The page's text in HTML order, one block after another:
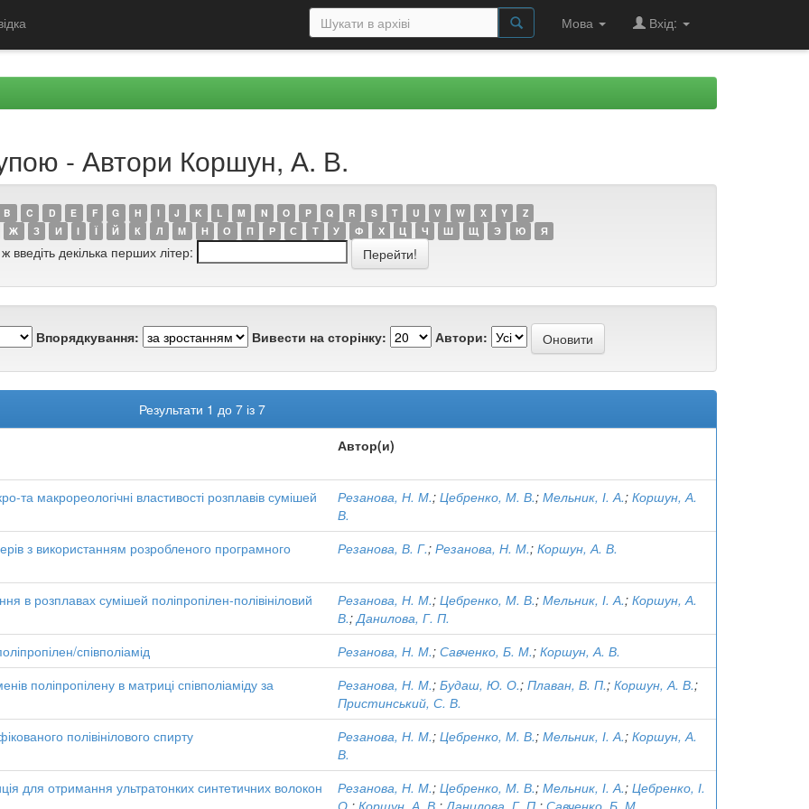
Мова Вхід:
- Автори Коршун, А. В.
B C D E F G H I J K L M N O P Q R S T U V W X Y
Z
Ж З И І Ї Й К Л М Н О П Р С Т У Ф Х Ц Ч Ш Щ Э Ю Я
введіть декілька перших літер:
Впорядкування: Вивести на сторінку: Автори:
Результати 1 до 7 із 7
Автор(и)
та макрореологічні властивості розплавів сумішей
Резанова, Н. М.; Цебренко, М. В.; Мельник, І. А.; Коршун, А.
В.
з використанням розробленого програмного
Резанова, В. Г.; Резанова, Н. М.; Коршун, А. В.
в розплавах сумішей поліпропілен-полівініловий
Резанова, Н. М.; Цебренко, М. В.; Мельник, І. А.; Коршун, А.
В.;Данилова, Г. П.
співполіамід Резанова, Н. М.; Савченко, Б. М.; Коршун, А. В.
поліпропілену в матриці співполіаміду за
Резанова, Н. М.; Будаш, Ю. О.; Плаван, В. П.; Коршун, А. В.;
Пристинський, С. В.
полівінілового спирту Резанова, Н. М.; Цебренко, М. В.; Мельник, І. А.; Коршун, А.
В.
для отримання ультратонких синтетичних волокон Резанова, Н. М.; Цебренко, М. В.; Мельник, І. А.; Цебренко, І.
О. ; Коршун, А. В. ; Данилова, Г. П. ; Савченко, Б. М.